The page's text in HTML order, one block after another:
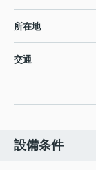
所在地
交通
設備条件